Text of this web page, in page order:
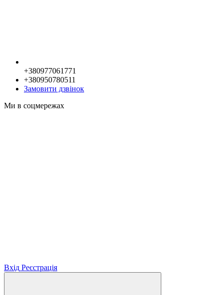
+380977061771
+380950780511
Замовити дзвінок
Ми в соцмережах
Вхід Реєстрація